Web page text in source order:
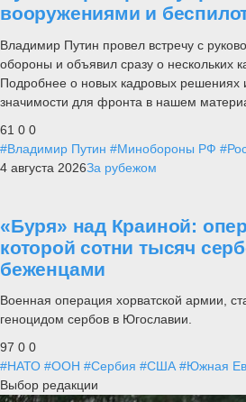
вооружениями и
Владимир Путин провел встречу с
обороны и объявил сразу о нескольких
Подробнее о новых кадровых решениях
значимости для фронта в нашем
61 0 0
#Владимир Путин #Минобороны РФ
4 августа 2026За рубежом
«Буря» над Краиной:
которой сотни тысяч
беженцами
Военная операция хорватской армии,
геноцидом сербов в Югославии.
97 0 0
#НАТО #ООН #Сербия #США #Южная
Выбор редакции